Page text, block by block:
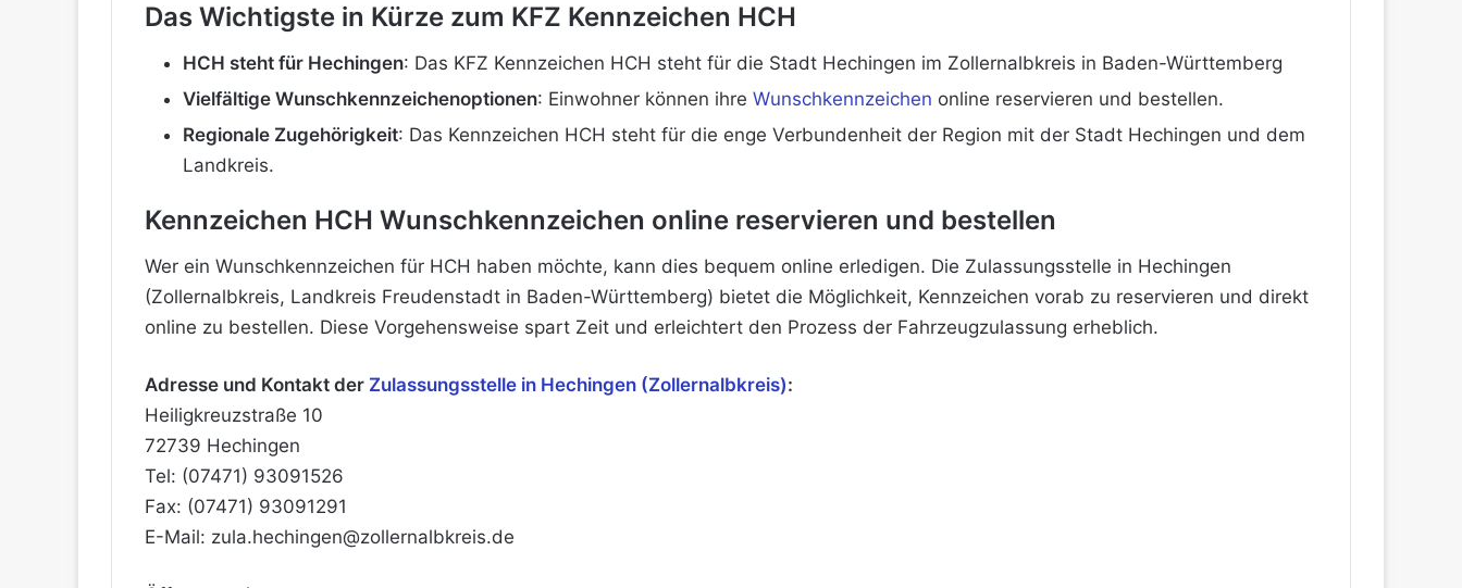
Das Wichtigste in Kürze zum KFZ Kennzeichen HCH
HCH steht für Hechingen: Das KFZ Kennzeichen HCH steht für die Stadt Hechingen im Zollernalbkreis in Baden-Württemberg
Vielfältige Wunschkennzeichenoptionen: Einwohner können ihre Wunschkennzeichen online reservieren und bestellen.
Regionale Zugehörigkeit: Das Kennzeichen HCH steht für die enge Verbundenheit der Region mit der Stadt Hechingen und dem
Landkreis.
Kennzeichen HCH Wunschkennzeichen online reservieren und bestellen
Wer ein Wunschkennzeichen für HCH haben möchte, kann dies bequem online erledigen. Die Zulassungsstelle in Hechingen
(Zollernalbkreis, Landkreis Freudenstadt in Baden-Württemberg) bietet die Möglichkeit, Kennzeichen vorab zu reservieren und direkt
online zu bestellen. Diese Vorgehensweise spart Zeit und erleichtert den Prozess der Fahrzeugzulassung erheblich.
Adresse und Kontakt der Zulassungsstelle in Hechingen (Zollernalbkreis):
Heiligkreuzstraße 10
72739 Hechingen
Tel: (07471) 93091526
Fax: (07471) 93091291
E-Mail: zula.hechingen@zollernalbkreis.de